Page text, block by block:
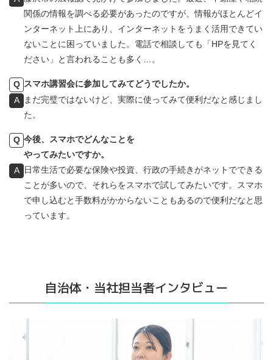
関係の情報を調べる必要があったのですが、情報がほとんどイ
ンターネット上にあり、インターネットをうまく活用できてい
ないことに困っていました。電話で相談しても「HPを見てく
ださい」と言われることも多く…。
Q スマホ講習会に参加してみてどうでしたか。
A
まだ完璧ではないけど、実際に使ってみて便利だなと感じまし
た。
Q 今後、スマホでどんなことを
やってみたいですか。
A 日常生活で必要な保険や投資、行政の手続きがネットでできる
ことが多いので、それらをスマホで試してみたいです。スマホ
で申し込むと手数料がかからないこともあるので便利だなと思
っています。
自治体・当社担当者インタビュー